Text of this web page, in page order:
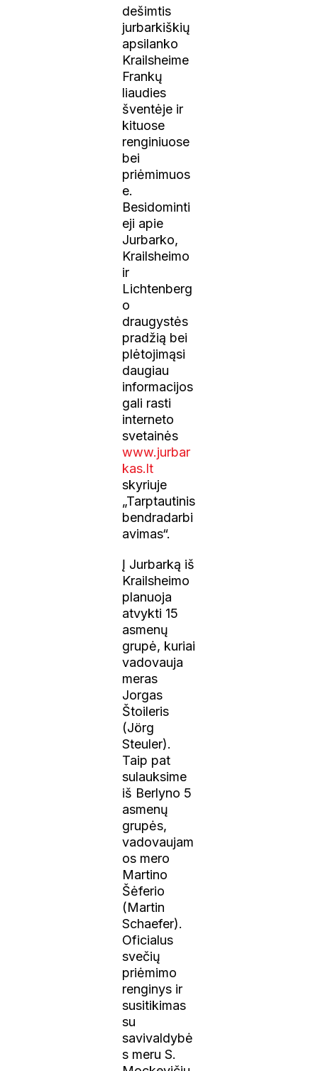
dešimtis
jurbarkiškių
apsilanko
Krailsheime
Frankų
liaudies
šventėje ir
kituose
renginiuose
bei
priėmimuos
e.
Besidominti
eji apie
Jurbarko,
Krailsheimo
ir
Lichtenberg
o
draugystės
pradžią bei
plėtojimąsi
daugiau
informacijos
gali rasti
interneto
svetainės
www.jurbar
kas.lt
skyriuje
„Tarptautinis
bendradarbi
avimas“.
Į Jurbarką iš
Krailsheimo
planuoja
atvykti 15
asmenų
grupė, kuriai
vadovauja
meras
Jorgas
Štoileris
(Jörg
Steuler).
Taip pat
sulauksime
iš Berlyno 5
asmenų
grupės,
vadovaujam
os mero
Martino
Šėferio
(Martin
Schaefer).
Oficialus
svečių
priėmimo
renginys ir
susitikimas
su
savivaldybė
s meru S.